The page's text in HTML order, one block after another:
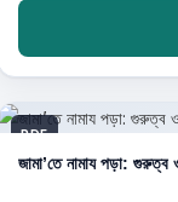
PDF
জামা’তে নামায পড়া: গুরুত্ব